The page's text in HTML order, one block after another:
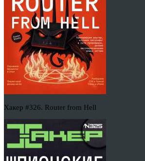
Хакер #326. Router from Hell